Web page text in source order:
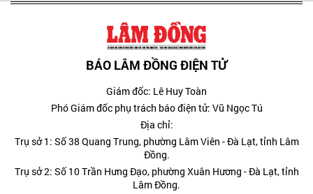
BÁO LÂM ĐỒNG ĐIỆN TỬ
Giám đốc: Lê Huy Toàn
Phó Giám đốc phụ trách báo điện tử: Vũ Ngọc Tú
Địa chỉ:
Trụ sở 1: Số 38 Quang Trung, phường Lâm Viên - Đà Lạt, tỉnh Lâm
Đồng.
Trụ sở 2: Số 10 Trần Hưng Đạo, phường Xuân Hương - Đà Lạt, tỉnh
Lâm Đồng.